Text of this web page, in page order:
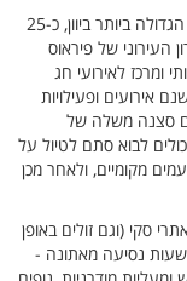
, עיר הנמל הגדולה ביותר ביוון, כ-25
העירוני של פיראוס
ומרכז לאירועי חג
אירועים ופעילויות
עם סצנה משלה של
לבוא סתם לטיול על
מקומיים, ולאחר מכן
סקי (וגם זולים באופן
נסיעה מאתונה -